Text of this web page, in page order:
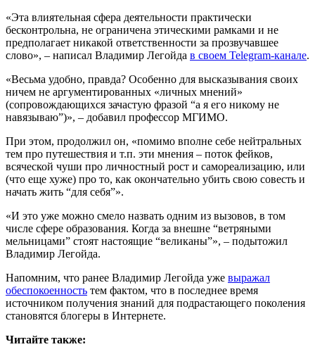
«Эта влиятельная сфера деятельности практически
бесконтрольна, не ограничена этическими рамками и не
предполагает никакой ответственности за прозвучавшее
слово», – написал Владимир Легойда в своем Telegram-канале.
«Весьма удобно, правда? Особенно для высказывания своих
ничем не аргументированных «личных мнений»
(сопровождающихся зачастую фразой “а я его никому не
навязываю”)», – добавил профессор МГИМО.
При этом, продолжил он, «помимо вполне себе нейтральных
тем про путешествия и т.п. эти мнения – поток фейков,
всяческой чуши про личностный рост и самореализацию, или
(что еще хуже) про то, как окончательно убить свою совесть и
начать жить “для себя”».
«И это уже можно смело назвать одним из вызовов, в том
числе сфере образования. Когда за внешне “ветряными
мельницами” стоят настоящие “великаны”», – подытожил
Владимир Легойда.
Напомним, что ранее Владимир Легойда уже выражал
обеспокоенность тем фактом, что в последнее время
источником получения знаний для подрастающего поколения
становятся блогеры в Интернете.
Читайте также: